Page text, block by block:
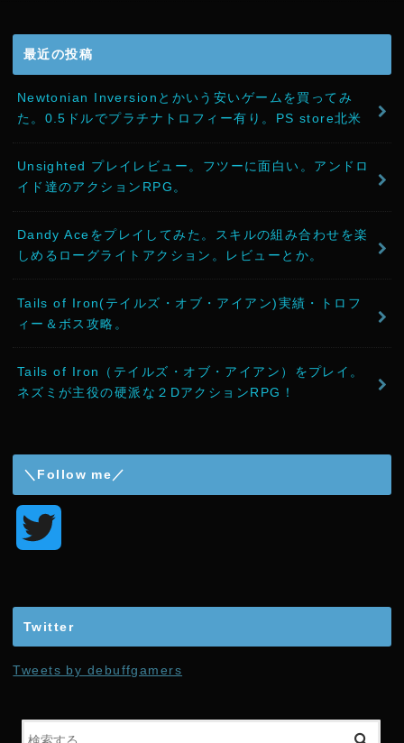
最近の投稿
Newtonian Inversionとかいう安いゲームを買ってみ
た。0.5ドルでプラチナトロフィー有り。PS store北米
Unsighted プレイレビュー。フツーに面白い。アンドロ
イド達のアクションRPG。
Dandy Aceをプレイしてみた。スキルの組み合わせを楽
しめるローグライトアクション。レビューとか。
Tails of Iron(テイルズ・オブ・アイアン)実績・トロフ
ィー＆ボス攻略。
Tails of Iron（テイルズ・オブ・アイアン）をプレイ。
ネズミが主役の硬派な２DアクションRPG！
＼Follow me／
Twitter
Tweets by debuffgamers